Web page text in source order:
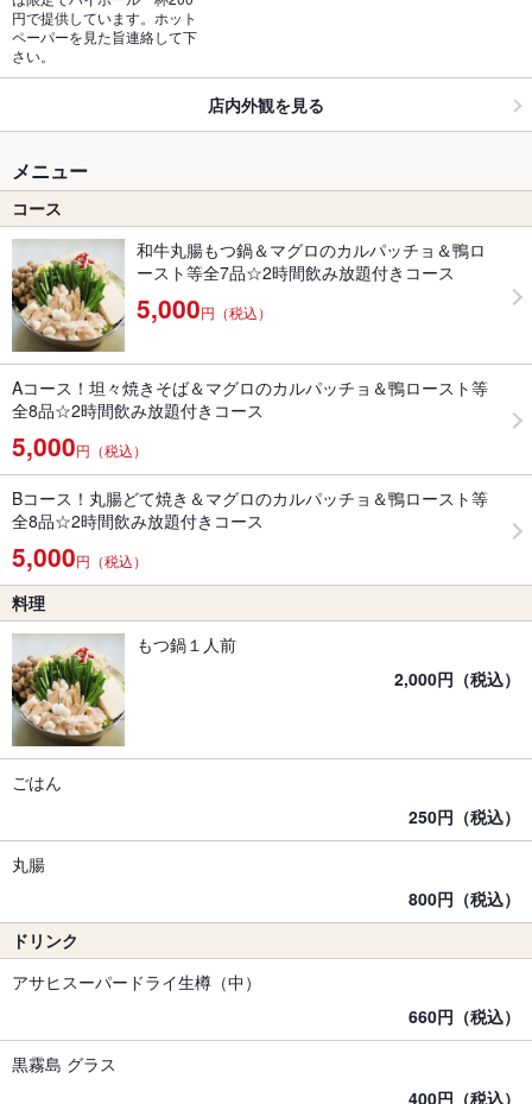
円で提供しています。ホット
ペーパーを見た旨連絡して下
さい。
店内外観を見る
メニュー
コース
和牛丸腸もつ鍋＆マグロのカルパッチョ＆鴨ロ
ースト等全7品☆2時間飲み放題付きコース
5,000円（税込）
Aコース！坦々焼きそば＆マグロのカルパッチョ＆鴨ロースト等
全8品☆2時間飲み放題付きコース
5,000円（税込）
Bコース！丸腸どて焼き＆マグロのカルパッチョ＆鴨ロースト等
全8品☆2時間飲み放題付きコース
5,000円（税込）
料理
もつ鍋１人前
2,000円（税込）
ごはん
250円（税込）
丸腸
800円（税込）
ドリンク
アサヒスーパードライ生樽（中）
660円（税込）
黒霧島 グラス
400円（税込）